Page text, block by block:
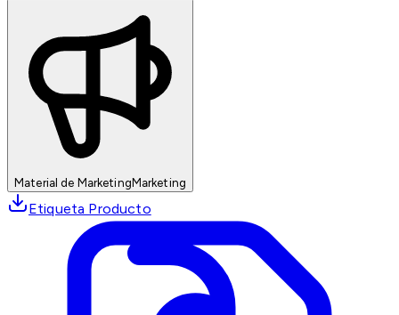
Material de MarketingMarketing
Etiqueta Producto